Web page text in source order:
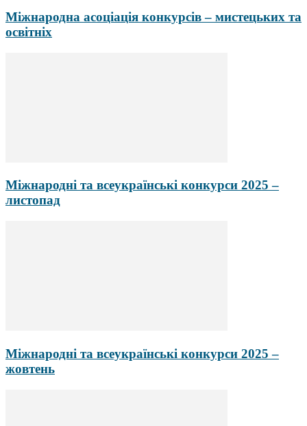
Міжнародна асоціація конкурсів – мистецьких та
освітніх
Міжнародні та всеукраїнські конкурси 2025 –
листопад
Міжнародні та всеукраїнські конкурси 2025 –
жовтень